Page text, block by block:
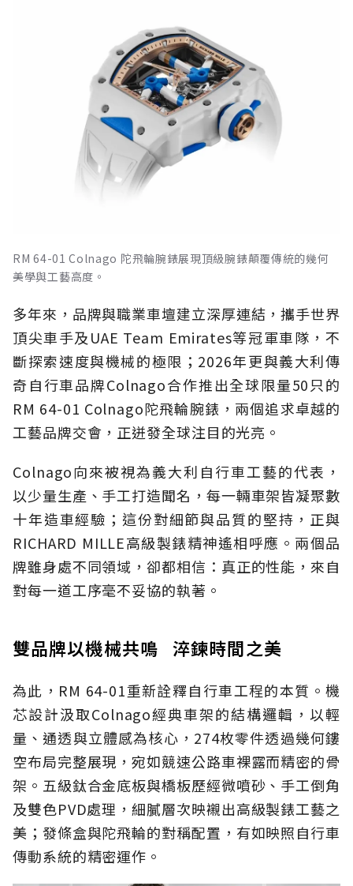
RM 64-01 Colnago 陀飛輪腕錶展現頂級腕錶顛覆傳統的幾何
美學與工藝高度。
多年來，品牌與職業車壇建立深厚連結，攜手世界
頂尖車手及UAE Team Emirates等冠軍車隊，不
斷探索速度與機械的極限；2026年更與義大利傳
奇自行車品牌Colnago合作推出全球限量50只的
RM 64-01 Colnago陀飛輪腕錶，兩個追求卓越的
工藝品牌交會，正迸發全球注目的光亮。
Colnago向來被視為義大利自行車工藝的代表，
以少量生產、手工打造聞名，每一輛車架皆凝聚數
十年造車經驗；這份對細節與品質的堅持，正與
RICHARD MILLE高級製錶精神遙相呼應。兩個品
牌雖身處不同領域，卻都相信：真正的性能，來自
對每一道工序毫不妥協的執著。
雙品牌以機械共鳴 淬鍊時間之美
為此，RM 64-01重新詮釋自行車工程的本質。機
芯設計汲取Colnago經典車架的結構邏輯，以輕
量、通透與立體感為核心，274枚零件透過幾何鏤
空布局完整展現，宛如競速公路車裸露而精密的骨
架。五級鈦合金底板與橋板歷經微噴砂、手工倒角
及雙色PVD處理，細膩層次映襯出高級製錶工藝之
美；發條盒與陀飛輪的對稱配置，有如映照自行車
傳動系統的精密運作。